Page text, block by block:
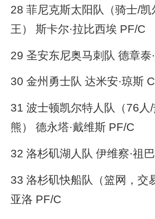
28 菲尼克斯太阳队（骑士/
王） 斯卡尔·拉比西埃 PF/C
29 圣安东尼奥马刺队 德章泰
30 金州勇士队 达米安·琼斯 C
31 波士顿凯尔特人队（76人
熊） 德永塔·戴维斯 PF/C
32 洛杉矶湖人队 伊维察·祖
33 洛杉矶快船队（篮网，交
亚洛 PF/C